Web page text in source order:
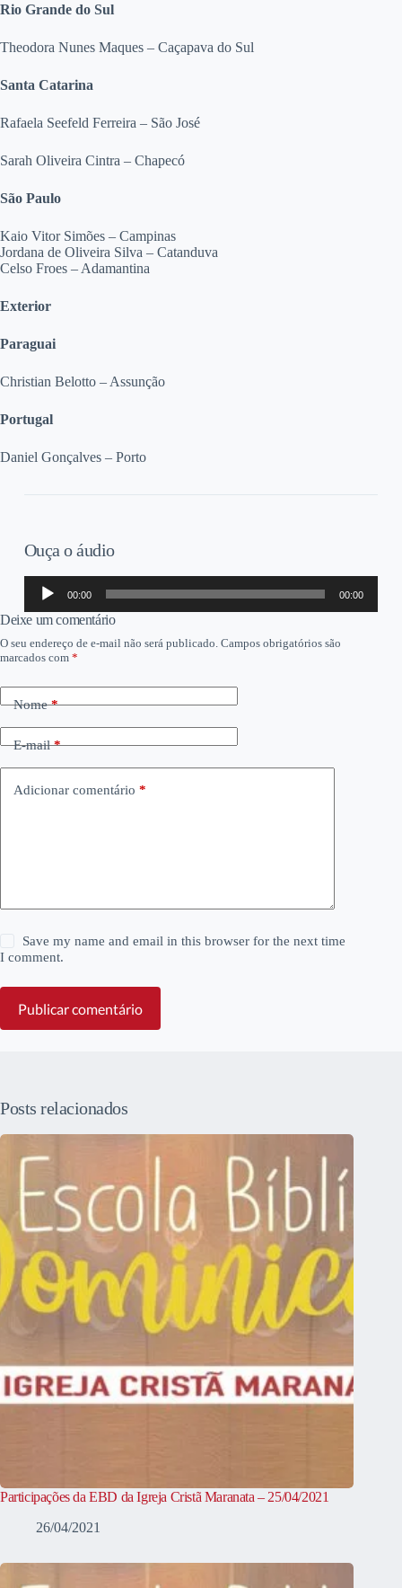
Rio Grande do Sul
Theodora Nunes Maques – Caçapava do Sul
Santa Catarina
Rafaela Seefeld Ferreira – São José
Sarah Oliveira Cintra – Chapecó
São Paulo
Kaio Vitor Simões – Campinas
Jordana de Oliveira Silva – Catanduva
Celso Froes – Adamantina
Exterior
Paraguai
Christian Belotto – Assunção
Portugal
Daniel Gonçalves – Porto
Ouça o áudio
Tocador
áudio
00:00 00:00
Deixe um comentário
O seu endereço de e-mail não será publicado. Campos obrigatórios são
marcados com *
Nome*
E-mail*
Adicionar comentário *
Save my name and email in this browser for the next time
I comment.
Publicar comentário
Posts relacionados
Participações da EBD da Igreja Cristã Maranata – 25/04/2021
26/04/2021